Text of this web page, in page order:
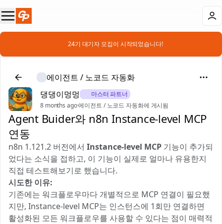
📣 24기 대기자 모집이 시작되었습니다!
에이전트 / 노코드 자동화
댕댕이멍멍
🎖️ 마스터 파트너
8 months ago·에이전트 / 노코드 자동화에 게시됨
Agent Buider와 n8n Instance-level MCP
연동
n8n 1.121.2 버전에서 Instance-level MCP 기능이 추가되
었다는 소식을 접하고, 이 기능이 실제로 얼마나 유용한지
직접 테스트해보기로 했습니다.
시도한 이유:
기존에는 워크플로우마다 개별적으로 MCP 연결이 필요했
지만, Instance-level MCP는 인스턴스에 1회만 연결하면
활성화된 모든 워크플로우를 사용할 수 있다는 점이 매력적